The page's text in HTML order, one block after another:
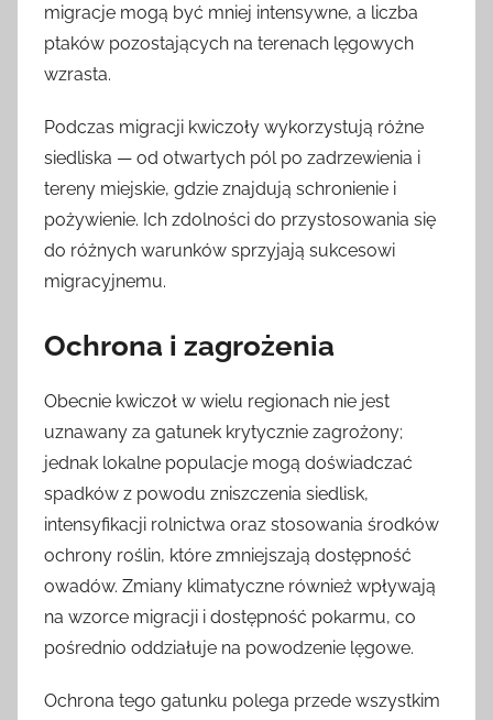
migracje mogą być mniej intensywne, a liczba
ptaków pozostających na terenach lęgowych
wzrasta.
Podczas migracji kwiczoły wykorzystują różne
siedliska — od otwartych pól po zadrzewienia i
tereny miejskie, gdzie znajdują schronienie i
pożywienie. Ich zdolności do przystosowania się
do różnych warunków sprzyjają sukcesowi
migracyjnemu.
Ochrona i zagrożenia
Obecnie kwiczoł w wielu regionach nie jest
uznawany za gatunek krytycznie zagrożony;
jednak lokalne populacje mogą doświadczać
spadków z powodu zniszczenia siedlisk,
intensyfikacji rolnictwa oraz stosowania środków
ochrony roślin, które zmniejszają dostępność
owadów. Zmiany klimatyczne również wpływają
na wzorce migracji i dostępność pokarmu, co
pośrednio oddziałuje na powodzenie lęgowe.
Ochrona tego gatunku polega przede wszystkim